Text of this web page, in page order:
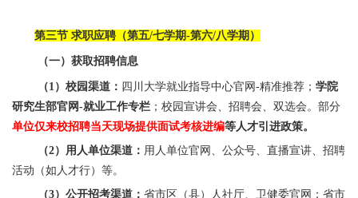
第三节 求职应聘（第五/七学期-第六/八学期）
（一）获取招聘信息
（1）校园渠道： 四川大学就业指导中心官网-精准推荐； 学院
研究生部官网-就业工作专栏 ；校园宣讲会、招聘会、双选会。部分
单位仅来校招聘当天现场提供面试考核进编等人才引进政策。
（2）用人单位渠道： 用人单位官网、公众号、直播宣讲、招聘
活动（如人才行）等。
（3）公开招考渠道： 省市区（县）人社厅、卫健委官网；省市